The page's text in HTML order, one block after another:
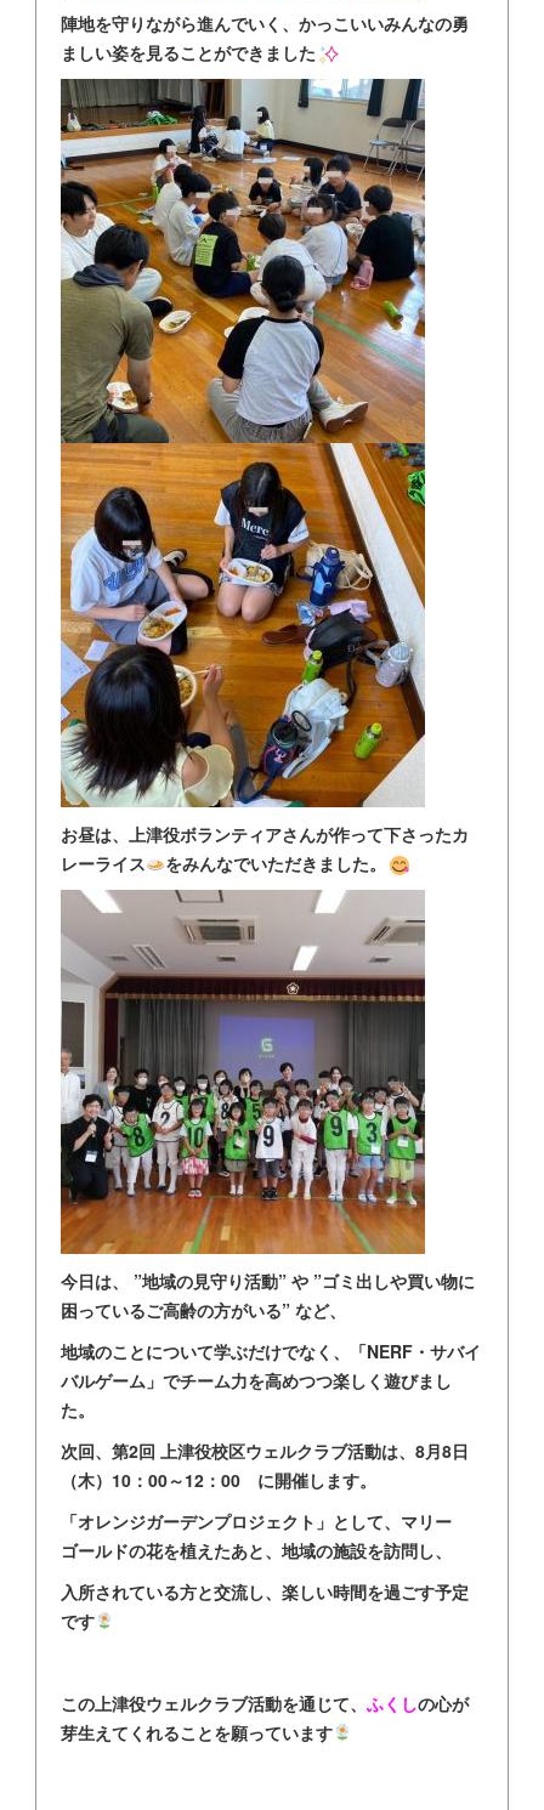
陣地を守りながら進んでいく、かっこいいみんなの勇
ましい姿を見ることができました
お昼は、上津役ボランティアさんが作って下さったカ
レーライス
をみんなでいただきました。
今日は、 ”地域の見守り活動” や ”ゴミ出しや買い物に
困っているご高齢の方がいる” など、
地域のことについて学ぶだけでなく、「NERF・サバイ
バルゲーム」でチーム力を高めつつ楽しく遊びまし
た。
次回、第2回 上津役校区ウェルクラブ活動は、8月8日
（木）10：00～12：00 に開催します。
「オレンジガーデンプロジェクト」として、マリー
ゴールドの花を植えたあと、地域の施設を訪問し、
入所されている方と交流し、楽しい時間を過ごす予定
です
この上津役ウェルクラブ活動を通じて、 ふく しの心が
芽生えてくれることを願っています